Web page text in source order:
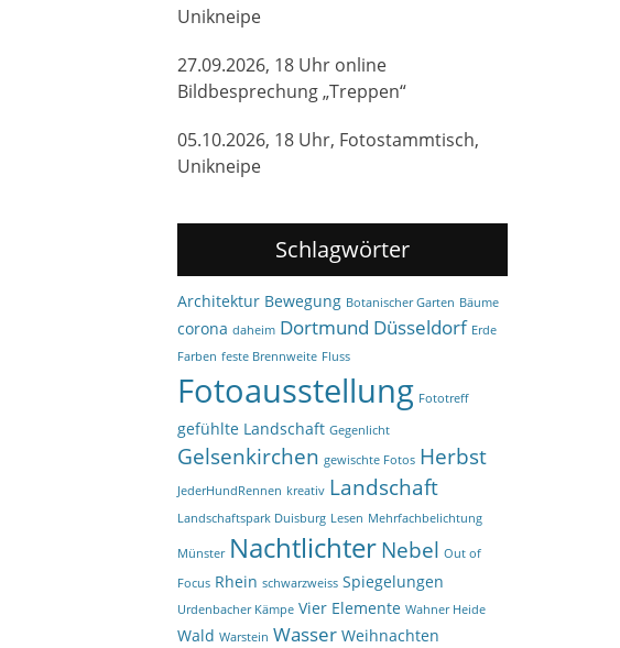
Unikneipe
27.09.2026, 18 Uhr online
Bildbesprechung „Treppen“
05.10.2026, 18 Uhr, Fotostammtisch,
Unikneipe
Schlagwörter
Architektur Bewegung Botanischer Garten Bäume
corona daheim Dortmund Düsseldorf Erde
Farben feste Brennweite Fluss
Fotoausstellung Fototreff
gefühlte Landschaft Gegenlicht
Gelsenkirchen gewischte Fotos Herbst
JederHundRennen kreativ Landschaft
Landschaftspark Duisburg Lesen Mehrfachbelichtung
Münster NachtlichterNebel Out of
Focus Rhein schwarzweiss Spiegelungen
Urdenbacher Kämpe Vier Elemente Wahner Heide
Wald Warstein Wasser Weihnachten